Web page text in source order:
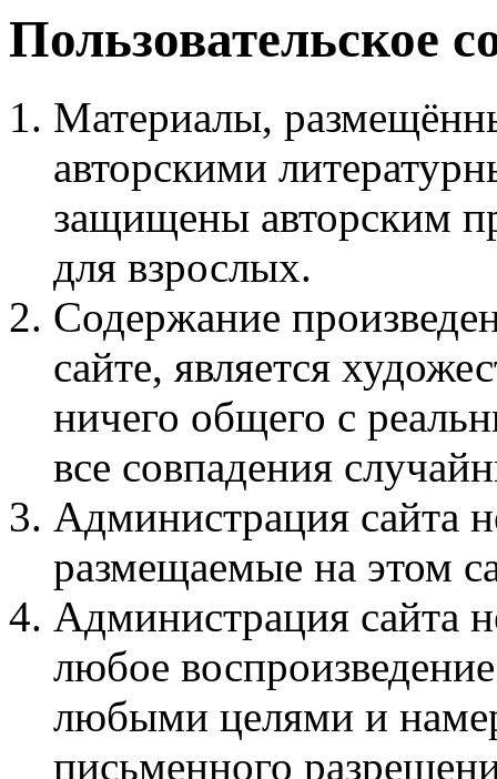
Пользовательское
Материалы,
авторскими
защищены авторским
для взрослых.
Содержание
сайте, является
ничего общего с
все совпадения
Администрация сайта
размещаемые на этом
Администрация сайта
любое
любыми целями и
письменного